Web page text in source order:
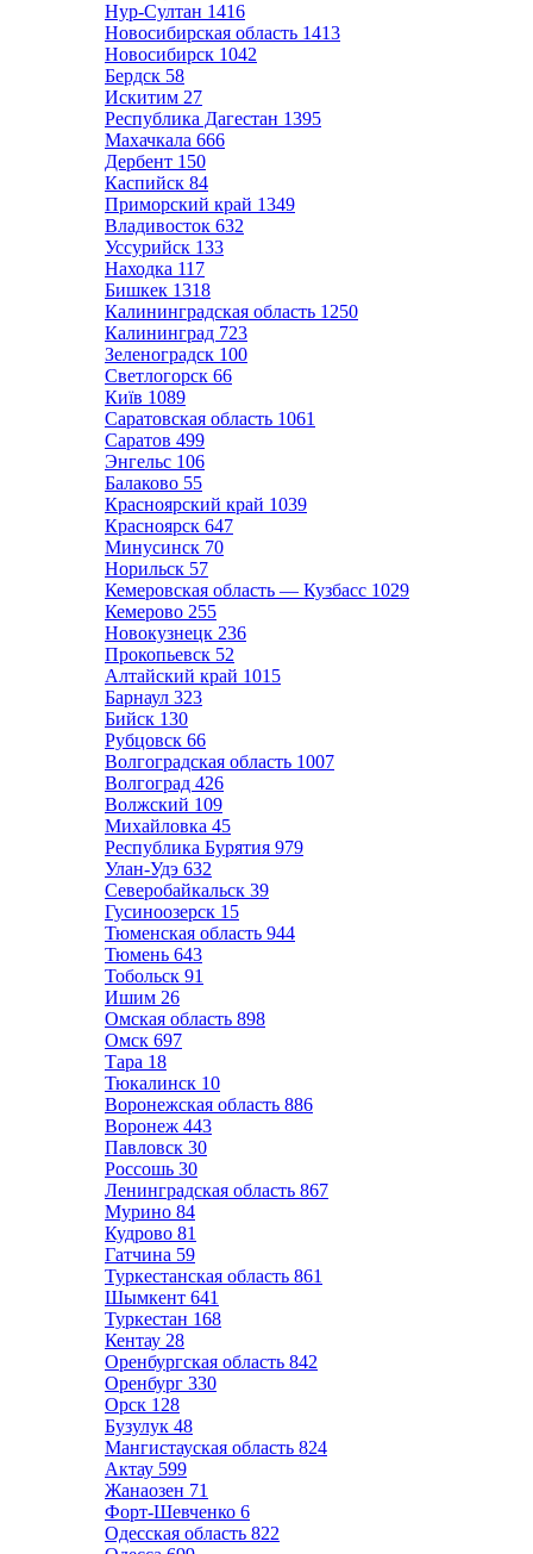
Нур-Султан 1416
Новосибирская область 1413
Новосибирск 1042
Бердск 58
Искитим 27
Республика Дагестан 1395
Махачкала 666
Дербент 150
Каспийск 84
Приморский край 1349
Владивосток 632
Уссурийск 133
Находка 117
Бишкек 1318
Калининградская область 1250
Калининград 723
Зеленоградск 100
Светлогорск 66
Київ 1089
Саратовская область 1061
Саратов 499
Энгельс 106
Балаково 55
Красноярский край 1039
Красноярск 647
Минусинск 70
Норильск 57
Кемеровская область — Кузбасс 1029
Кемерово 255
Новокузнецк 236
Прокопьевск 52
Алтайский край 1015
Барнаул 323
Бийск 130
Рубцовск 66
Волгоградская область 1007
Волгоград 426
Волжский 109
Михайловка 45
Республика Бурятия 979
Улан-Удэ 632
Северобайкальск 39
Гусиноозерск 15
Тюменская область 944
Тюмень 643
Тобольск 91
Ишим 26
Омская область 898
Омск 697
Тара 18
Тюкалинск 10
Воронежская область 886
Воронеж 443
Павловск 30
Россошь 30
Ленинградская область 867
Мурино 84
Кудрово 81
Гатчина 59
Туркестанская область 861
Шымкент 641
Туркестан 168
Кентау 28
Оренбургская область 842
Оренбург 330
Орск 128
Бузулук 48
Мангистауская область 824
Актау 599
Жанаозен 71
Форт-Шевченко 6
Одесская область 822